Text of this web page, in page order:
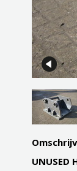
UNUSED